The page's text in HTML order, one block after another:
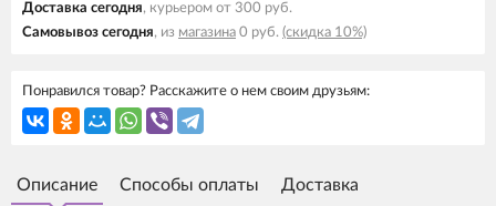
Доставка cегодня, курьером от 300 руб.
Самовывоз cегодня, из магазина 0 руб. (скидка 10%)
Понравился товар? Расскажите о нем своим друзьям:
Описание Способы оплаты Доставка